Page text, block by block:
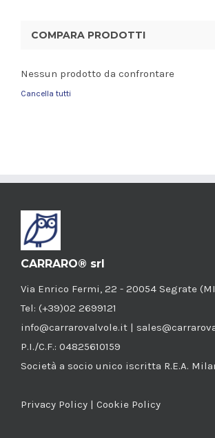
COMPARA PRODOTTI
Nessun prodotto da confrontare
Cancella tutti
CARRARO® srl
Via Enrico Fermi, 22 - 20054 Segrate
Tel: (+39)02 2699121
info@carrarovalvole.it |
P.I./C.F.: 04825610159
Società a socio unico iscritta R.E.A.
Privacy Policy | Cookie Policy